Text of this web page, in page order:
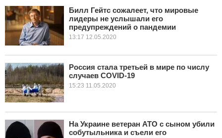
Билл Гейтс сожалеет, что мировые
лидеры не услышали его
предупреждений о пандемии
13:17 12.05.2020
Россия стала третьей в мире по числу
случаев COVID-19
15:23 11.05.2020
На Украине ветеран АТО с сыном убили
собутыльника и съели его